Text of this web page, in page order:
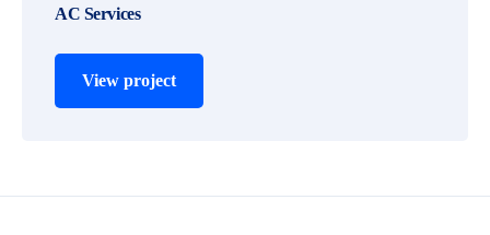
AC Services
View project